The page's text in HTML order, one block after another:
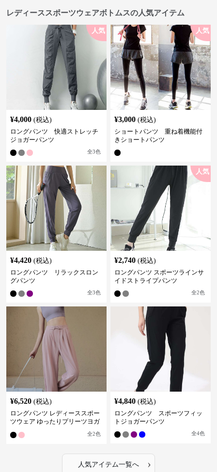
レディーススポーツウェアボトムスの人気アイテム
人気
¥4,000 (税込)
ロングパンツ 快適ストレッチ
ジョガーパンツ
全3色
人気
¥3,000 (税込)
ショートパンツ 重ね着機能付
きショートパンツ
¥4,420 (税込)
ロングパンツ リラックスロン
グパンツ
全3色
人気
¥2,740 (税込)
ロングパンツ スポーツラインサ
イドストライプパンツ
全2色
¥6,520 (税込)
ロングパンツ レディーススポー
ツウェア ゆったりプリーツヨガ
全2色
¥4,840 (税込)
ロングパンツ スポーツフィッ
トジョガーパンツ
全4色
人気アイテム一覧へ ›